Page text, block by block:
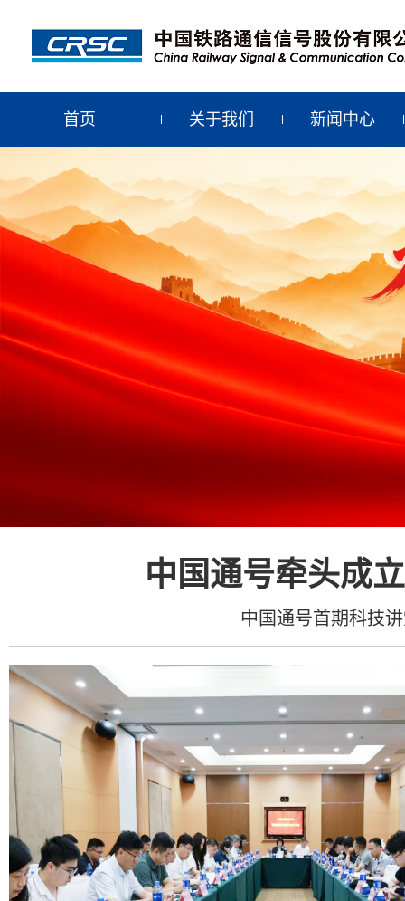
首页 关于我们 新闻中心
中国通号牵头成
中国通号首期科技